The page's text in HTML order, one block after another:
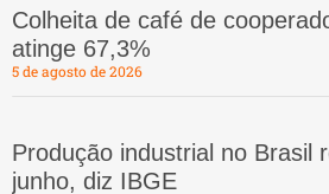
Colheita de café de
atinge 67,3%
5 de agosto de 2026
Produção industrial no Brasil
junho, diz IBGE